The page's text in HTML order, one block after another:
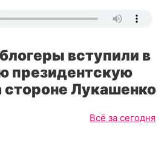
вступили в
президентскую
стороне Лукашенко
Всё за сегодня